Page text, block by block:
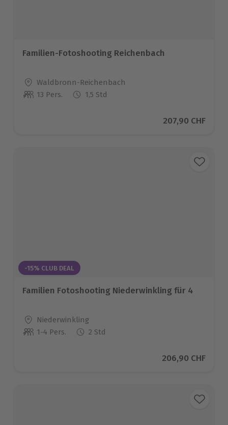
Familien-Fotoshooting Reichenbach
Standort
Waldbronn-Reichenbach
Anzahl der Teilnehmer
13 Pers. 1,5 Std
Aktueller Preis
207,90 CHF
-15% CLUB DEAL
Familien Fotoshooting Niederwinkling für 4
Standort
Niederwinkling
Anzahl der Teilnehmer
1-4 Pers. 2 Std
Aktueller Preis
206,90 CHF